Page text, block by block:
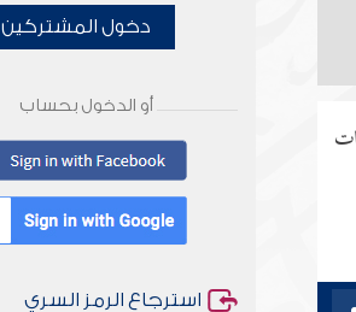
دخول المشتركين
أو الدخول بحساب
استرجاع الرمز السري